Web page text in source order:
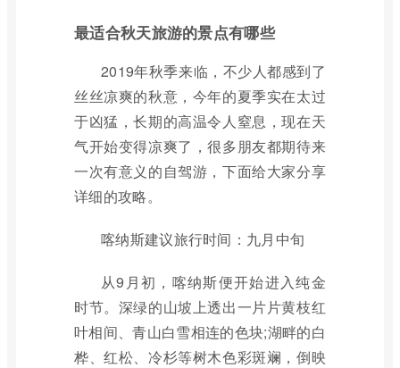
最适合秋天旅游的景点有哪些
2019年秋季来临，不少人都感到了
丝丝凉爽的秋意，今年的夏季实在太过
于凶猛，长期的高温令人窒息，现在天
气开始变得凉爽了，很多朋友都期待来
一次有意义的自驾游，下面给大家分享
详细的攻略。
喀纳斯建议旅行时间：九月中旬
从9月初，喀纳斯便开始进入纯金
时节。深绿的山坡上透出一片片黄枝红
叶相间、青山白雪相连的色块;湖畔的白
桦、红松、冷杉等树木色彩斑斓，倒映